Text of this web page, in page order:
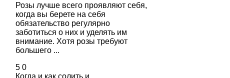
Розы лучше всего проявляют себя,
когда вы берете на себя
обязательство регулярно
заботиться о них и уделять им
внимание. Хотя розы требуют
большего ...
5 0
Когда и как солить и